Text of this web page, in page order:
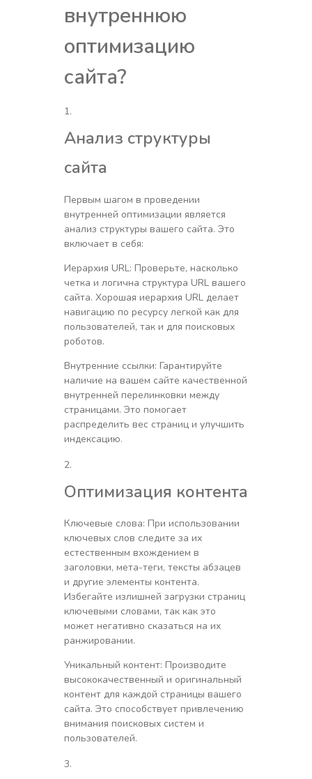
внутреннюю
оптимизацию
сайта?
Анализ структуры
сайта
Первым шагом в проведении
внутренней оптимизации является
анализ структуры вашего сайта. Это
включает в себя:
Иерархия URL: Проверьте, насколько
четка и логична структура URL вашего
сайта. Хорошая иерархия URL делает
навигацию по ресурсу легкой как для
пользователей, так и для поисковых
роботов.
Внутренние ссылки: Гарантируйте
наличие на вашем сайте качественной
внутренней перелинковки между
страницами. Это помогает
распределить вес страниц и улучшить
индексацию.
Оптимизация контента
Ключевые слова: При использовании
ключевых слов следите за их
естественным вхождением в
заголовки, мета-теги, тексты абзацев
и другие элементы контента.
Избегайте излишней загрузки страниц
ключевыми словами, так как это
может негативно сказаться на их
ранжировании.
Уникальный контент: Производите
высококачественный и оригинальный
контент для каждой страницы вашего
сайта. Это способствует привлечению
внимания поисковых систем и
пользователей.